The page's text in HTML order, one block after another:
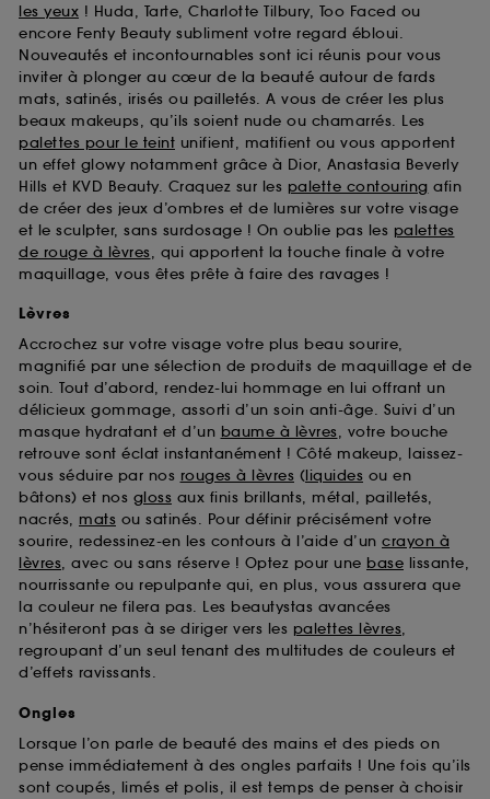
les yeux ! Huda, Tarte, Charlotte Tilbury, Too Faced ou
encore Fenty Beauty subliment votre regard ébloui.
Nouveautés et incontournables sont ici réunis pour vous
inviter à plonger au cœur de la beauté autour de fards
mats, satinés, irisés ou pailletés. A vous de créer les plus
beaux makeups, qu’ils soient nude ou chamarrés. Les
palettes pour le teint unifient, matifient ou vous apportent
un effet glowy notamment grâce à Dior, Anastasia Beverly
Hills et KVD Beauty. Craquez sur les palette contouring afin
de créer des jeux d’ombres et de lumières sur votre visage
et le sculpter, sans surdosage ! On oublie pas les palettes
de rouge à lèvres, qui apportent la touche finale à votre
maquillage, vous êtes prête à faire des ravages !
Lèvres
Accrochez sur votre visage votre plus beau sourire,
magnifié par une sélection de produits de maquillage et de
soin. Tout d’abord, rendez-lui hommage en lui offrant un
délicieux gommage, assorti d’un soin anti-âge. Suivi d’un
masque hydratant et d’un baume à lèvres, votre bouche
retrouve sont éclat instantanément ! Côté makeup, laissez-
vous séduire par nos rouges à lèvres (liquides ou en
bâtons) et nos gloss aux finis brillants, métal, pailletés,
nacrés, mats ou satinés. Pour définir précisément votre
sourire, redessinez-en les contours à l’aide d’un crayon à
lèvres, avec ou sans réserve ! Optez pour une base lissante,
nourrissante ou repulpante qui, en plus, vous assurera que
la couleur ne filera pas. Les beautystas avancées
n’hésiteront pas à se diriger vers les palettes lèvres,
regroupant d’un seul tenant des multitudes de couleurs et
d’effets ravissants.
Ongles
Lorsque l’on parle de beauté des mains et des pieds on
pense immédiatement à des ongles parfaits ! Une fois qu’ils
sont coupés, limés et polis, il est temps de penser à choisir